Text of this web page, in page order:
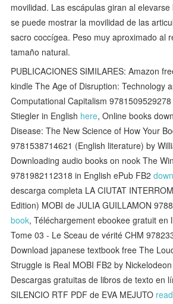
movilidad. Las escápulas giran al
se puede mostrar la movilidad de las
sacro coccígea. Peso muy aproximado al
tamaño natural.
PUBLICACIONES SIMILARES: Amazon
kindle The Age of Disruption: Technology
Computational Capitalism
Stiegler in English here, Online books
Disease: The New Science of How Your
9781538714621 (English literature) by
Downloading audio books on nook The
9781982112318 in English ePub FB2
descarga completa LA CIUTAT
Edition) MOBI de JULIA GUILLAMON
book, Téléchargement ebookee gratuit en
Tome 03 - Le Sceau de vérité CHM
Download japanese textbook free The
Struggle is Real MOBI FB2 by
Descargas gratuitas de libros de texto en
SILENCIO RTF PDF de EVA MEJUTO